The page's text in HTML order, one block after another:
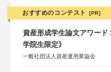
おすすめのコンテスト [PR]
資産形成学生論文アワー
学院生限定》
一般社団法人資産運用業協会